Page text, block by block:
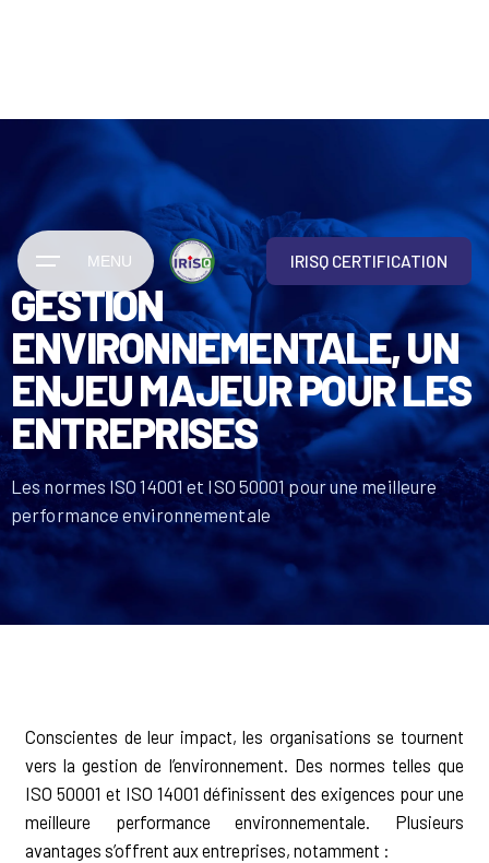
MENU IRISQ CERTIFICATION
GESTION
ENVIRONNEMENTALE, UN
ENJEU MAJEUR POUR LES
ENTREPRISES
Les normes ISO 14001 et ISO 50001 pour une meilleure
performance environnementale
Conscientes de leur impact, les organisations se tournent
vers la gestion de l’environnement. Des normes telles que
ISO 50001 et ISO 14001 définissent des exigences pour une
meilleure performance environnementale. Plusieurs
avantages s’offrent aux entreprises, notamment :